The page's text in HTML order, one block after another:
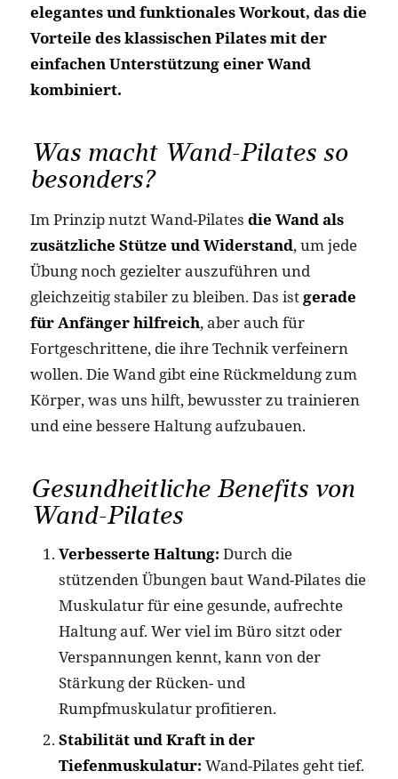
elegantes und funktionales Workout, das die
Vorteile des klassischen Pilates mit der
einfachen Unterstützung einer Wand
kombiniert.
Was macht Wand-Pilates so
besonders?
Im Prinzip nutzt Wand-Pilates die Wand als
zusätzliche Stütze und Widerstand, um jede
Übung noch gezielter auszuführen und
gleichzeitig stabiler zu bleiben. Das ist gerade
für Anfänger hilfreich, aber auch für
Fortgeschrittene, die ihre Technik verfeinern
wollen. Die Wand gibt eine Rückmeldung zum
Körper, was uns hilft, bewusster zu trainieren
und eine bessere Haltung aufzubauen.
Gesundheitliche Benefits von
Wand-Pilates
Verbesserte Haltung: Durch die
stützenden Übungen baut Wand-Pilates die
Muskulatur für eine gesunde, aufrechte
Haltung auf. Wer viel im Büro sitzt oder
Verspannungen kennt, kann von der
Stärkung der Rücken- und
Rumpfmuskulatur profitieren.
Stabilität und Kraft in der
Tiefenmuskulatur: Wand-Pilates geht tief.